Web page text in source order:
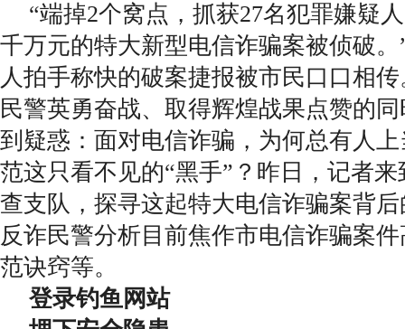
“端掉2个窝点，抓获27名犯罪嫌疑
千万元的特大新型电信诈骗案被侦破
人拍手称快的破案捷报被市民口口相
民警英勇奋战、取得辉煌战果点赞的
到疑惑：面对电信诈骗，为何总有人
范这只看不见的“黑手”？昨日，记者
查支队，探寻这起特大电信诈骗案背
反诈民警分析目前焦作市电信诈骗案
范诀窍等。
登录钓鱼网站